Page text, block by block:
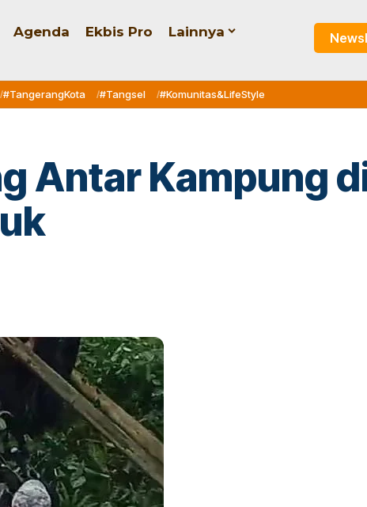
Agenda Ekbis Pro Lainnya
#TangerangKota #Tangsel #Komunitas&LifeStyle
Antar Kampung